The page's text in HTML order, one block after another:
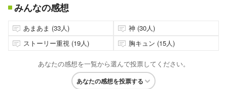
みんなの感想
あまあま (33人)
神 (30人)
ストーリー重視 (19人)
胸キュン (15人)
あなたの感想を一覧から選んで投票してください。
あなたの感想を投票する